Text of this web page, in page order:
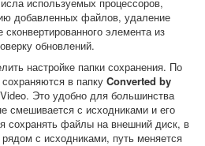
добавленных файлов, удаление
элемента из
обновлений.
настройке папки сохранения. По
в папку Converted by
Это удобно для большинства
смешивается с исходниками и его
сохранять файлы на внешний диск, в
с исходниками, путь меняется